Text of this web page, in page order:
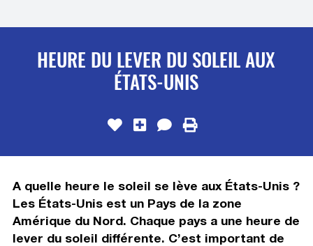
HEURE DU LEVER DU SOLEIL AUX
ÉTATS-UNIS
A quelle heure le soleil se lève aux États-Unis ?
Les États-Unis est un Pays de la zone
Amérique du Nord. Chaque pays a une heure de
lever du soleil différente. C’est important de